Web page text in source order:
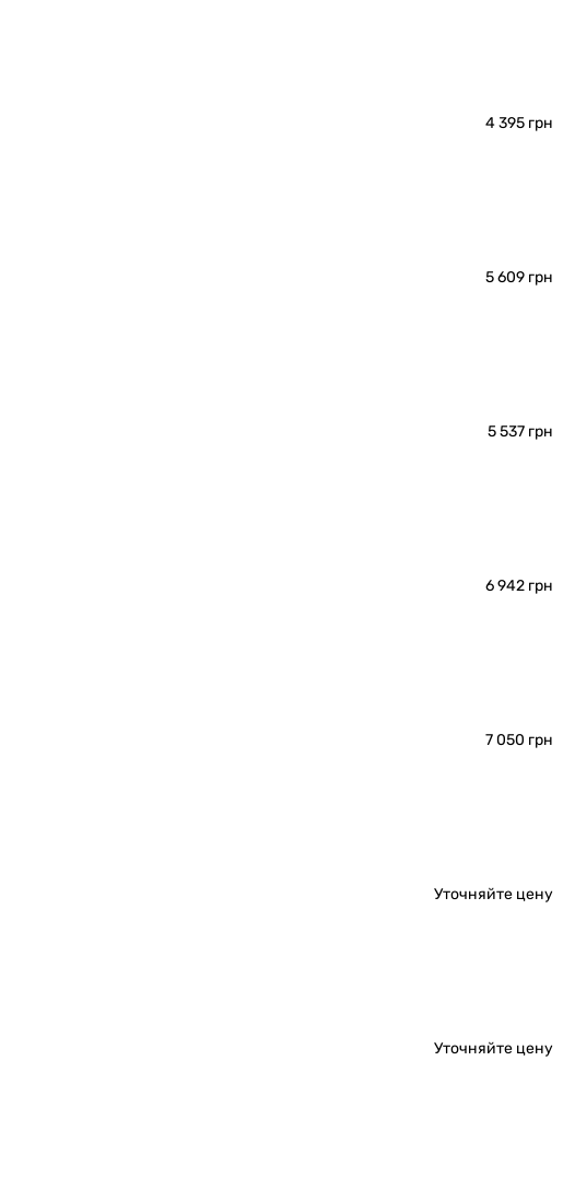
4 395 грн
5 609 грн
5 537 грн
6 942 грн
7 050 грн
Уточняйте цену
Уточняйте цену